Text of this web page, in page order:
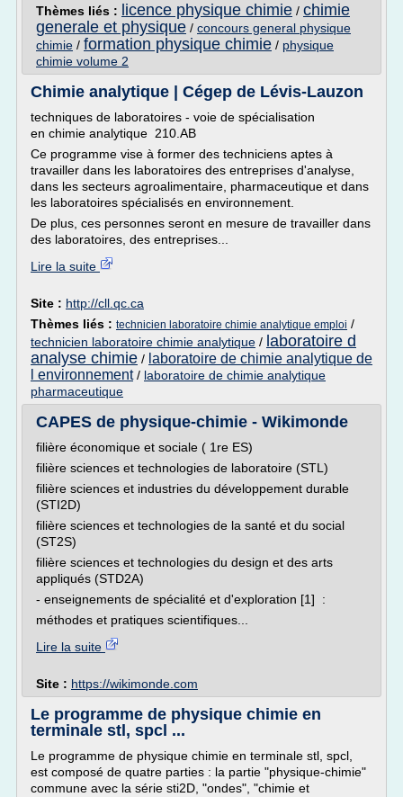
Thèmes liés :
licence physique chimie / chimie
generale et physique / concours general physique
chimie / formation physique chimie / physique
chimie volume 2
Chimie analytique | Cégep de Lévis-Lauzon
techniques de laboratoires - voie de spécialisation
en chimie analytique 210.AB
Ce programme vise à former des techniciens aptes à
travailler dans les laboratoires des entreprises d'analyse,
dans les secteurs agroalimentaire, pharmaceutique et dans
les laboratoires spécialisés en environnement.
De plus, ces personnes seront en mesure de travailler dans
des laboratoires, des entreprises...
Lire la suite
Site : http://cll.qc.ca
Thèmes liés : technicien laboratoire chimie analytique emploi /
technicien laboratoire chimie analytique / laboratoire d
analyse chimie / laboratoire de chimie analytique de
l environnement/ laboratoire de chimie analytique
pharmaceutique
CAPES de physique-chimie - Wikimonde
filière économique et sociale ( 1re ES)
filière sciences et technologies de laboratoire (STL)
filière sciences et industries du développement durable
(STI2D)
filière sciences et technologies de la santé et du social
(ST2S)
filière sciences et technologies du design et des arts
appliqués (STD2A)
- enseignements de spécialité et d'exploration [1] :
méthodes et pratiques scientifiques...
Lire la suite
Site : https://wikimonde.com
Le programme de physique chimie en
terminale stl, spcl ...
Le programme de physique chimie en terminale stl, spcl,
est composé de quatre parties : la partie "physique-chimie"
commune avec la série sti2D, "ondes", "chimie et